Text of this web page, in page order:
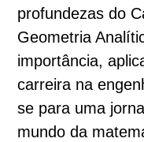
profundezas do
Geometria
importância,
carreira na
se para uma
mundo da